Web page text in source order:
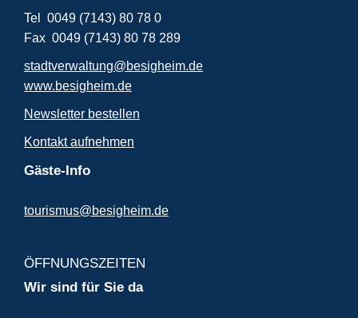
Tel 0049 (7143) 80 78 0
Fax 0049 (7143) 80 78 289
stadtverwaltung@besigheim.de
www.besigheim.de
Newsletter bestellen
Kontakt aufnehmen
Gäste-Info
tourismus@besigheim.de
ÖFFNUNGSZEITEN
Wir sind für Sie da